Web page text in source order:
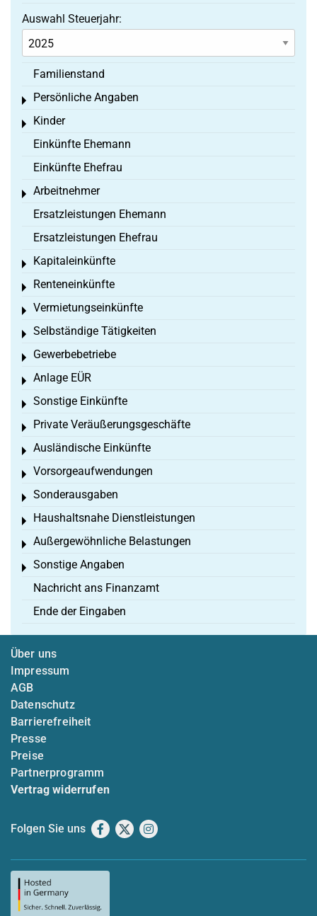
Auswahl Steuerjahr:
Familienstand
Persönliche Angaben
Toggle menu
Kinder
Toggle menu
Einkünfte Ehemann
Einkünfte Ehefrau
Arbeitnehmer
Toggle menu
Ersatzleistungen Ehemann
Ersatzleistungen Ehefrau
Kapitaleinkünfte
Toggle menu
Renteneinkünfte
Toggle menu
Vermietungseinkünfte
Toggle menu
Selbständige Tätigkeiten
Toggle menu
Gewerbebetriebe
Toggle menu
Anlage EÜR
Toggle menu
Sonstige Einkünfte
Toggle menu
Private Veräußerungsgeschäfte
Toggle menu
Ausländische Einkünfte
Toggle menu
Vorsorgeaufwendungen
Toggle menu
Sonderausgaben
Toggle menu
Haushaltsnahe Dienstleistungen
Toggle menu
Außergewöhnliche Belastungen
Toggle menu
Sonstige Angaben
Toggle menu
Nachricht ans Finanzamt
Ende der Eingaben
Über uns
Impressum
AGB
Datenschutz
Barrierefreiheit
Presse
Preise
Partnerprogramm
Vertrag widerrufen
Folgen Sie uns Facebook
X Instagram